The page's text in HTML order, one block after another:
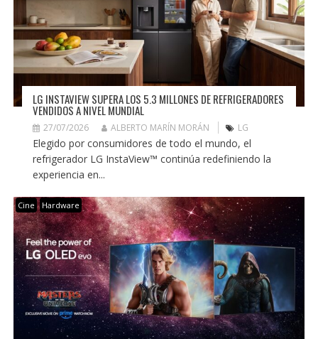
LG INSTAVIEW SUPERA LOS 5.3 MILLONES DE REFRIGERADORES
VENDIDOS A NIVEL MUNDIAL
27/07/2026 ALBERTO MARÍN MORÁN LG
Elegido por consumidores de todo el mundo, el
refrigerador LG InstaView™ continúa redefiniendo la
experiencia en...
Cine Hardware